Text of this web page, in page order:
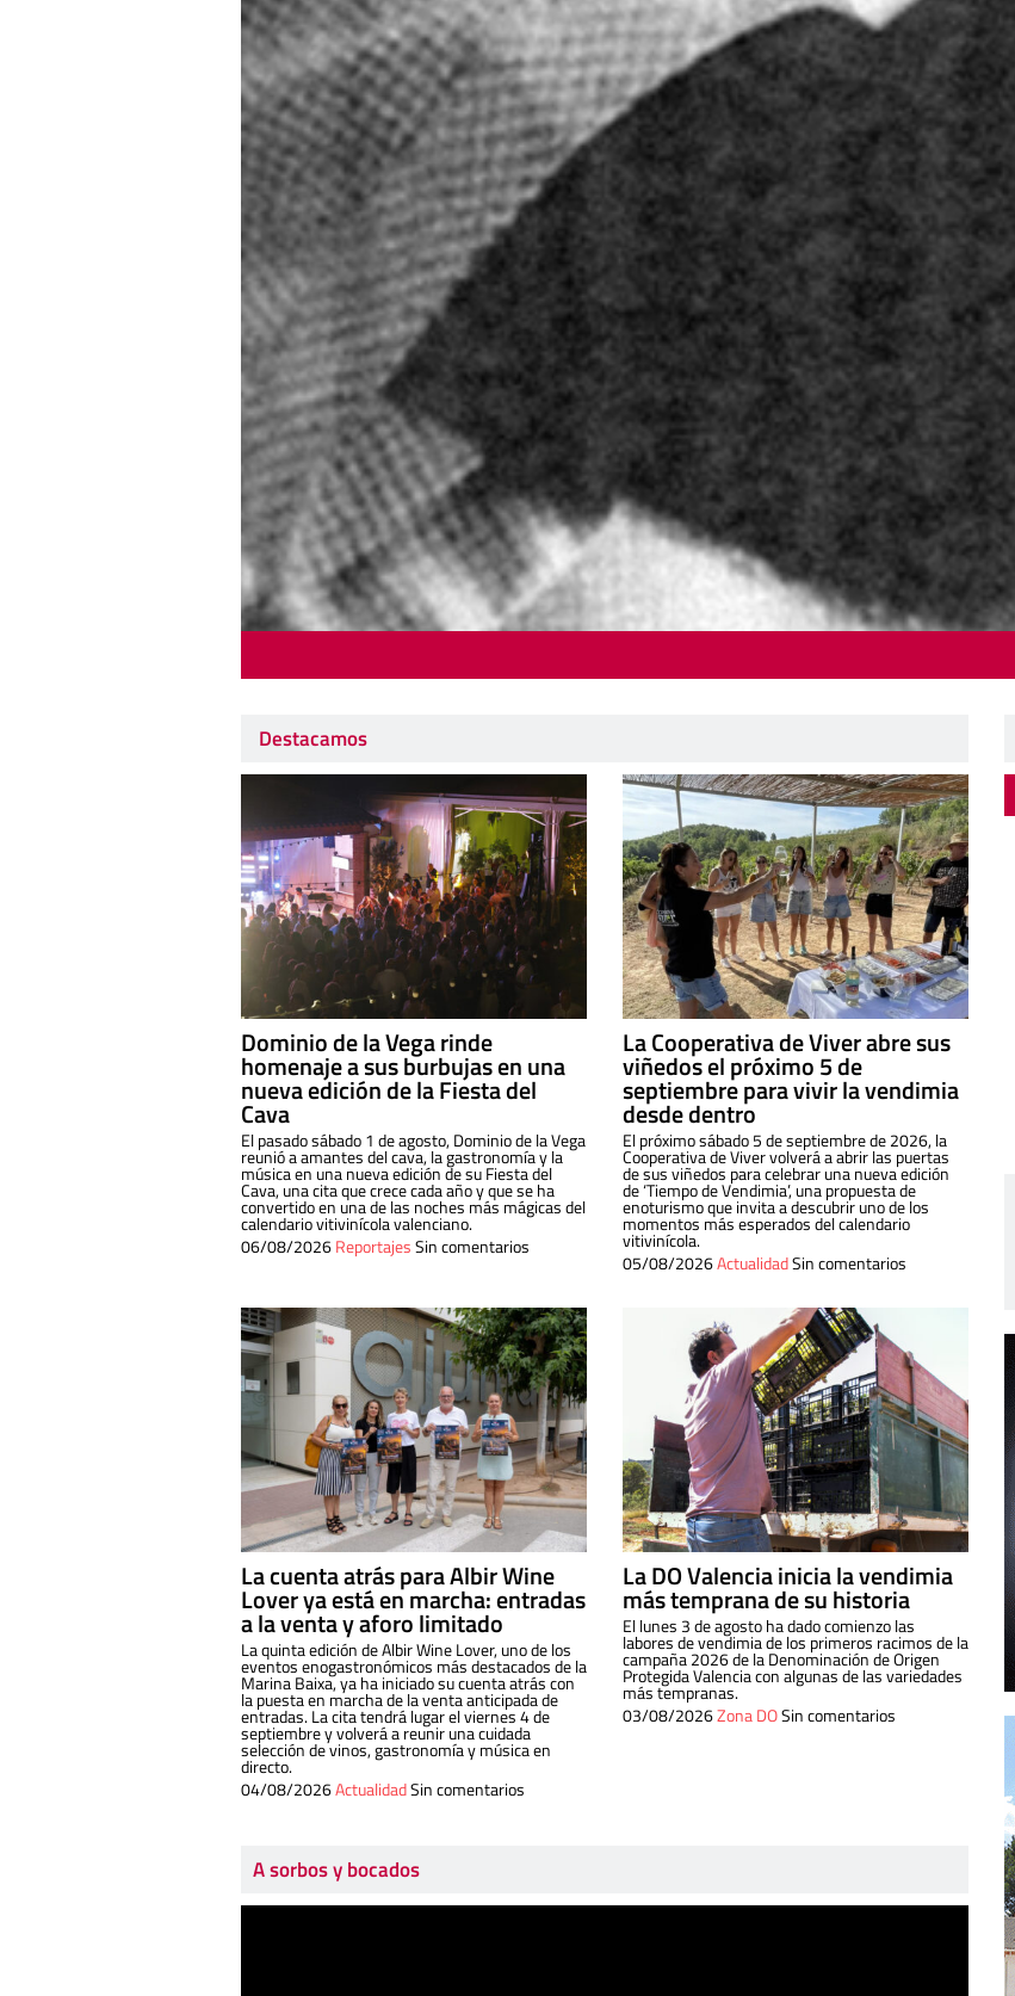
Destacamos
Dominio de la Vega rinde
homenaje a sus burbujas en una
nueva edición de la Fiesta del
Cava
El pasado sábado 1 de agosto, Dominio de la Vega
reunió a amantes del cava, la gastronomía y la
música en una nueva edición de su Fiesta del
Cava, una cita que crece cada año y que se ha
convertido en una de las noches más mágicas del
calendario vitivinícola valenciano.
06/08/2026ReportajesSin comentarios
La Cooperativa de Viver abre sus
viñedos el próximo 5 de
septiembre para vivir la vendimia
desde dentro
El próximo sábado 5 de septiembre de 2026, la
Cooperativa de Viver volverá a abrir las puertas
de sus viñedos para celebrar una nueva edición
de ‘Tiempo de Vendimia’, una propuesta de
enoturismo que invita a descubrir uno de los
momentos más esperados del calendario
vitivinícola.
05/08/2026ActualidadSin comentarios
La cuenta atrás para Albir Wine
Lover ya está en marcha: entradas
a la venta y aforo limitado
La quinta edición de Albir Wine Lover, uno de los
eventos enogastronómicos más destacados de la
Marina Baixa, ya ha iniciado su cuenta atrás con
la puesta en marcha de la venta anticipada de
entradas. La cita tendrá lugar el viernes 4 de
septiembre y volverá a reunir una cuidada
selección de vinos, gastronomía y música en
directo.
04/08/2026ActualidadSin comentarios
La DO Valencia inicia la vendimia
más temprana de su historia
El lunes 3 de agosto ha dado comienzo las
labores de vendimia de los primeros racimos de la
campaña 2026 de la Denominación de Origen
Protegida Valencia con algunas de las variedades
más tempranas.
03/08/2026Zona DOSin comentarios
A sorbos y bocados